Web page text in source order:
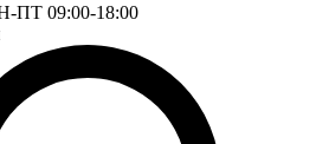
ПТ 09:00-18:00